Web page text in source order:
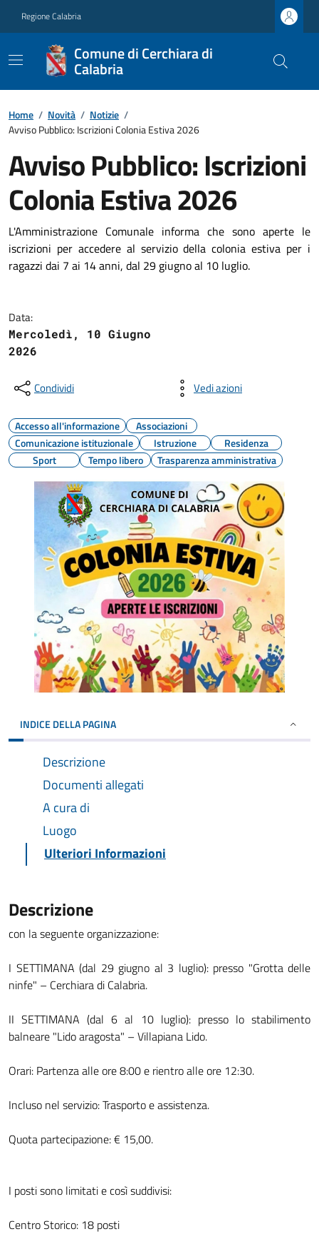
Regione Calabria
Comune di Cerchiara di
Calabria
Home / Novità / Notizie /
Avviso Pubblico: Iscrizioni Colonia Estiva 2026
Avviso Pubblico: Iscrizioni
Colonia Estiva 2026
L'Amministrazione Comunale informa che sono aperte le
iscrizioni per accedere al servizio della colonia estiva per i
ragazzi dai 7 ai 14 anni, dal 29 giugno al 10 luglio.
Data:
Mercoledì, 10 Giugno
2026
Condividi Vedi azioni
Accesso all'informazione
Associazioni
Comunicazione istituzionale
Istruzione
Residenza
Sport
Tempo libero Trasparenza amministrativa
INDICE DELLA PAGINA
Descrizione
Documenti allegati
A cura di
Luogo
Ulteriori Informazioni
Descrizione
con la seguente organizzazione:
I SETTIMANA (dal 29 giugno al 3 luglio): presso "Grotta delle
ninfe" – Cerchiara di Calabria.
II SETTIMANA (dal 6 al 10 luglio): presso lo stabilimento
balneare "Lido aragosta" – Villapiana Lido.
Orari: Partenza alle ore 8:00 e rientro alle ore 12:30.
Incluso nel servizio: Trasporto e assistenza.
Quota partecipazione: € 15,00.
I posti sono limitati e così suddivisi:
Centro Storico: 18 posti